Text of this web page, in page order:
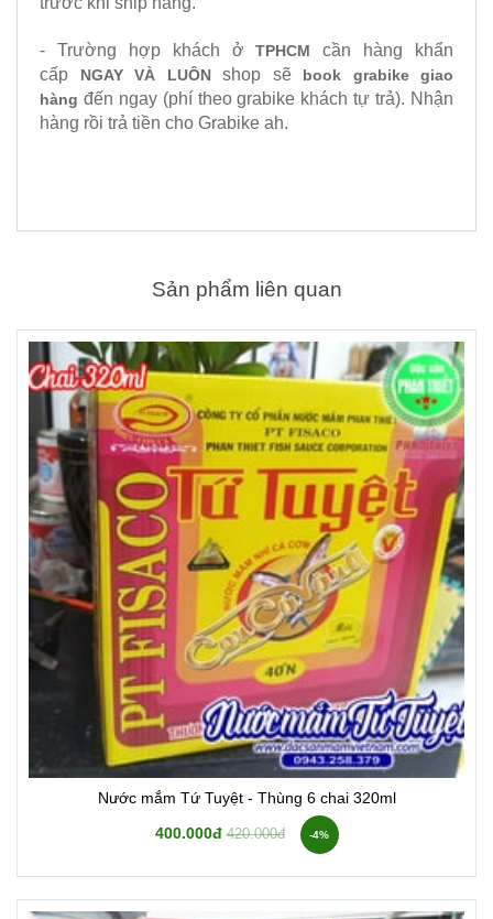
- Trường hợp khách ở TPHCM
cần hàng khẩn
cấp
NGAY VÀ LUÔNshop sẽ book grabike giao
hàng đến ngay (phí theo grabike khách tự trả). Nhận
hàng rồi trả tiền cho Grabike ah.
Sản phẩm liên quan
Nước mắm Tứ Tuyệt - Thùng 6 chai 320ml
400.000đ 420.000đ -4%